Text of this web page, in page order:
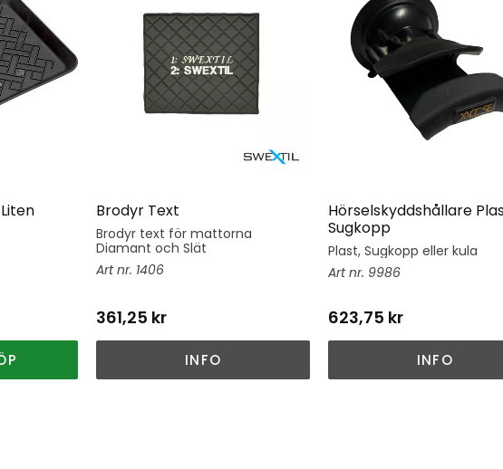
Brodyr Text
Brodyr text för mattorna
Diamant och Slät
1406
361,25 kr
INFO
Hörselskyddshållare
Sugkopp
Plast, Sugkopp eller kula
9986
623,75 kr
INFO